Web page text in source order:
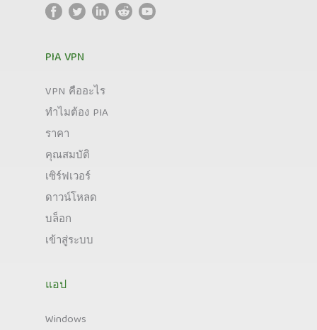
PIA VPN
VPN คืออะไร
ทำไมต้อง PIA
ราคา
คุณสมบัติ
เซิร์ฟเวอร์
ดาวน์โหลด
บล็อก
เข้าสู่ระบบ
แอป
Windows